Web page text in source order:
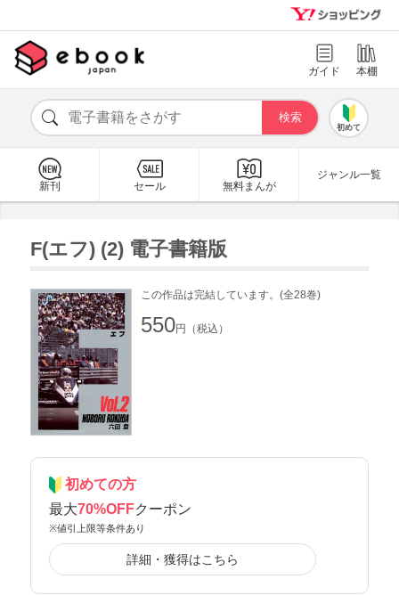
ガイド 本棚
初めて
新刊 セール 無料まんが
ジャンル一覧
F(エフ) (2) 電子書籍版
この作品は完結しています。(全28巻)
550円（税込）
初めての方
最大70%OFFクーポン
※値引上限等条件あり
詳細・獲得はこちら